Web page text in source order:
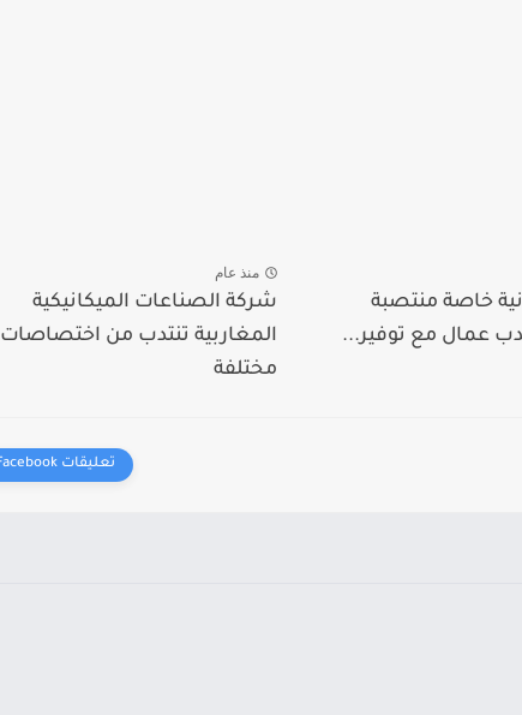
خاصة منتصبة
عمال مع توفير...
منذ عام
شركة الصناعات الميكانيكية
المغاربية تنتدب من اختصاصات
مختلفة